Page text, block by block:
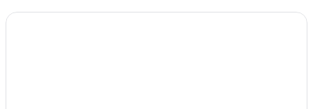
Alquiler de autos en Cariló
Mar Azul